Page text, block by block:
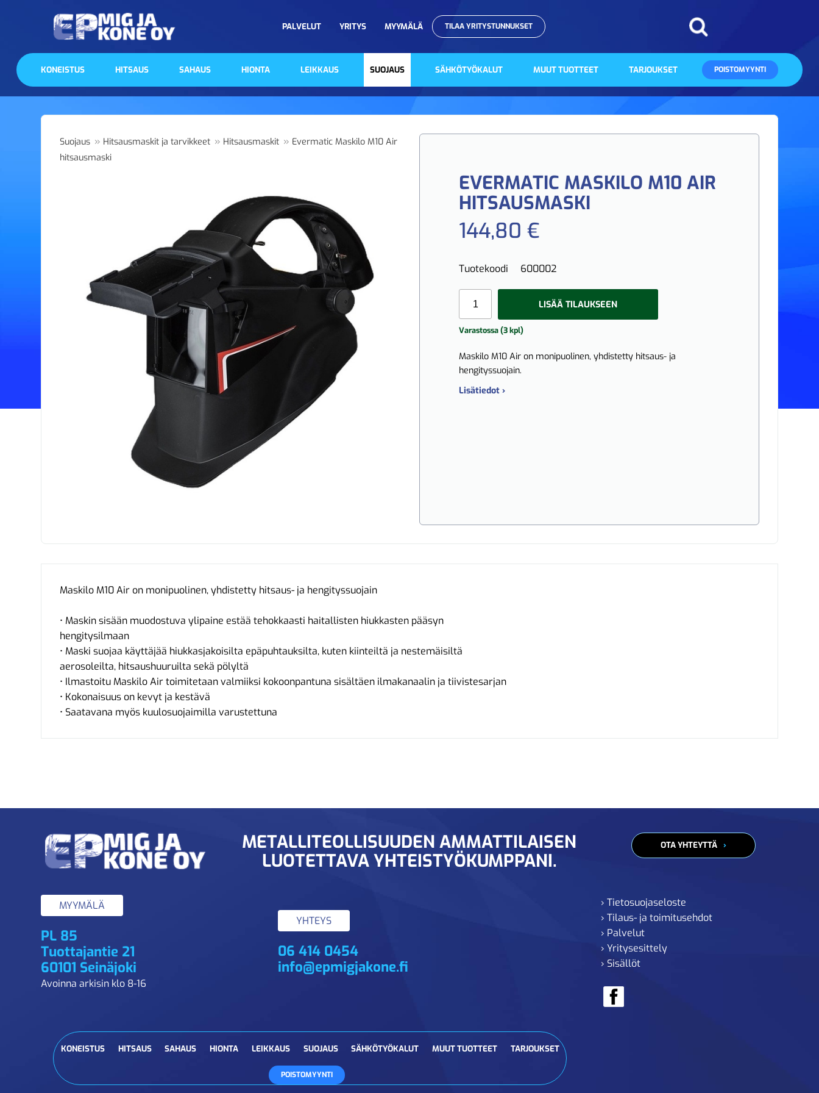
PALVELUT YRITYS MYYMÄLÄ TILAA YRITYSTUNNUKSET
KONEISTUS HITSAUS SAHAUS HIONTA LEIKKAUS SUOJAUS SÄHKÖTYÖKALUT MUUT TUOTTEET TARJOUKSET POISTOMYYNTI
Suojaus » Hitsausmaskit ja tarvikkeet » Hitsausmaskit » Evermatic Maskilo M10 Air
hitsausmaski
EVERMATIC MASKILO M10 AIR
HITSAUSMASKI
144,80 €
Tuotekoodi 600002
LISÄÄ TILAUKSEEN
Varastossa (3 kpl)
Maskilo M10 Air on monipuolinen, yhdistetty hitsaus- ja
hengityssuojain.
Lisätiedot ›
Maskilo M10 Air on monipuolinen, yhdistetty hitsaus- ja hengityssuojain
• Maskin sisään muodostuva ylipaine estää tehokkaasti haitallisten hiukkasten pääsyn
hengitysilmaan
• Maski suojaa käyttäjää hiukkasjakoisilta epäpuhtauksilta, kuten kiinteiltä ja nestemäisiltä
aerosoleilta, hitsaushuuruilta sekä pölyltä
• Ilmastoitu Maskilo Air toimitetaan valmiiksi kokoonpantuna sisältäen ilmakanaalin ja tiivistesarjan
• Kokonaisuus on kevyt ja kestävä
• Saatavana myös kuulosuojaimilla varustettuna
METALLITEOLLISUUDEN AMMATTILAISEN
LUOTETTAVA YHTEISTYÖKUMPPANI.
OTA YHTEYTTÄ
MYYMÄLÄ
PL 85
Tuottajantie 21
60101 Seinäjoki
Avoinna arkisin klo 8-16
YHTEYS
06 414 0454
info@epmigjakone.fi
› Tietosuojaseloste
› Tilaus- ja toimitusehdot
› Palvelut
› Yritysesittely
› Sisällöt
KONEISTUS HITSAUS SAHAUS HIONTA LEIKKAUS SUOJAUS SÄHKÖTYÖKALUT MUUT TUOTTEET TARJOUKSET
POISTOMYYNTI